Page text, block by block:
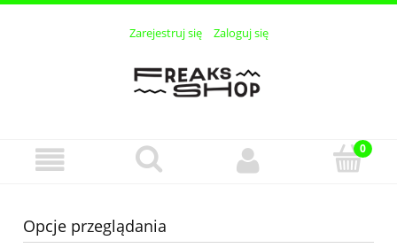
Zarejestruj się Zaloguj się
Opcje przeglądania